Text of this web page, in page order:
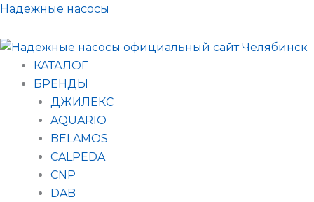
Перейти
содержимому
Надежные насосы
КАТАЛОГ
БРЕНДЫ
ДЖИЛЕКС
AQUARIO
BELAMOS
CALPEDA
CNP
DAB
Поиск